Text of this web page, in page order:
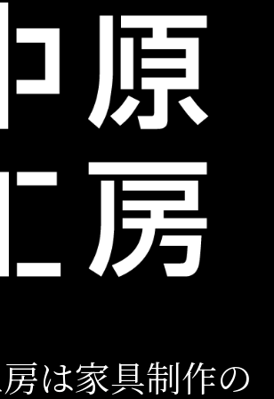
は家具制作の